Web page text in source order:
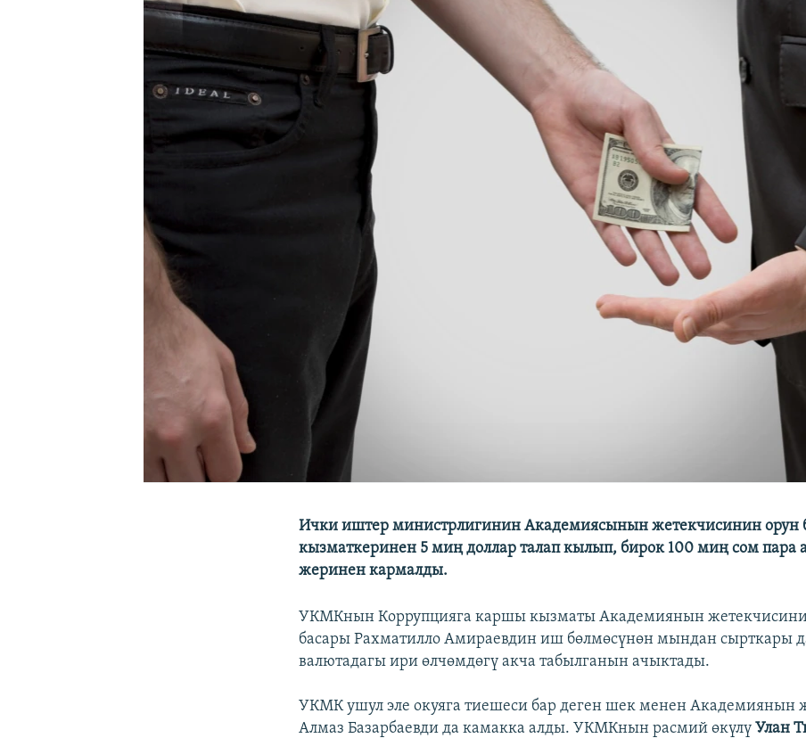
Ички иштер министрлигинин Академиясынын жетекчисинин орун
кызматкеринен 5 миң доллар талап кылып, бирок 100 миң сом пара
жеринен кармалды.
УКМКнын Коррупцияга каршы кызматы Академиянын
басары Рахматилло Амираевдин иш бөлмөсүнөн мындан сырткары
валютадагы ири өлчөмдөгү акча табылганын ачыктады.
УКМК ушул эле окуяга тиешеси бар деген шек менен Академиянын
Алмаз Базарбаевди да камакка алды. УКМКнын расмий өкүлү Улан